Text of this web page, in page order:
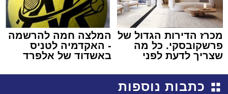
מכרז הדירות הגדול של
פרשקובסקי. כל מה
שצריך לדעת לפני
באשדוד
המלצה חמה להרשמה
- האקדמיה לטניס
באשדוד של אלפרד
כתבות נוספות